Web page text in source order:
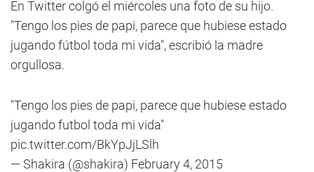
En Twitter colgó el miércoles una foto de su hijo.
"Tengo los pies de papi, parece que hubiese estado
jugando fútbol toda mi vida", escribió la madre
orgullosa.
"Tengo los pies de papi, parece que hubiese estado
jugando futbol toda mi vida"
pic.twitter.com/BkYpJjLSlh
— Shakira (@shakira) February 4, 2015